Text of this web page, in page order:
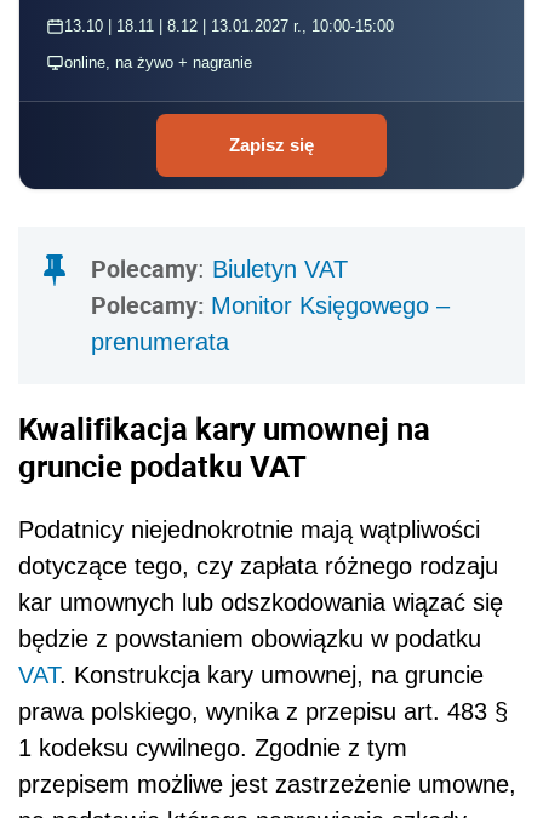
13.10 | 18.11 | 8.12 | 13.01.2027 r., 10:00-15:00
online, na żywo + nagranie
Zapisz się
Polecamy: Biuletyn VAT
Polecamy: Monitor Księgowego –
prenumerata
Kwalifikacja kary umownej na
gruncie podatku VAT
Podatnicy niejednokrotnie mają wątpliwości
dotyczące tego, czy zapłata różnego rodzaju
kar umownych lub odszkodowania wiązać się
będzie z powstaniem obowiązku w podatku
VAT. Konstrukcja kary umownej, na gruncie
prawa polskiego, wynika z przepisu art. 483 §
1 kodeksu cywilnego. Zgodnie z tym
przepisem możliwe jest zastrzeżenie umowne,